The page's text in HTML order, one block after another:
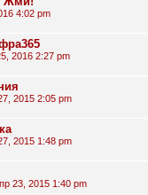
4:02 pm
2016 2:27 pm
2015 2:05 pm
2015 1:48 pm
23, 2015 1:40 pm